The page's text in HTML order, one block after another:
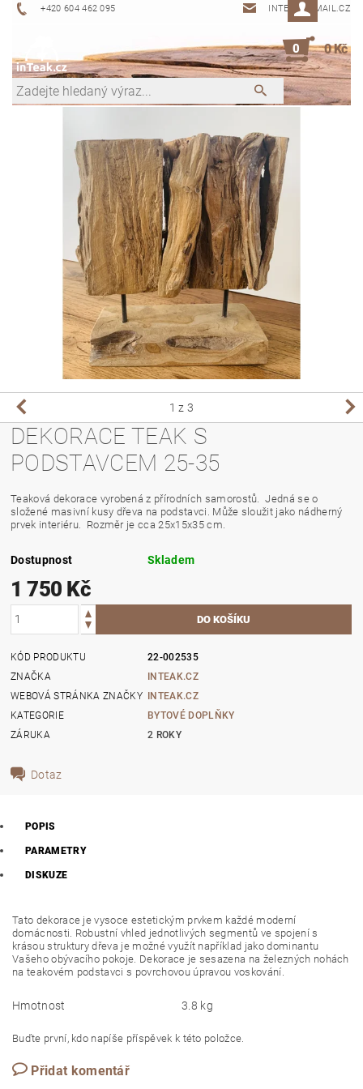
+420 604 462 095 INTEAK@EMAIL.CZ
0 0 Kč
1 z 3
DEKORACE TEAK S
PODSTAVCEM 25-35
Teaková dekorace vyrobená z přírodních samorostů. Jedná se o
složené masivní kusy dřeva na podstavci. Může sloužit jako nádherný
prvek interiéru. Rozměr je cca 25x15x35 cm.
Dostupnost Skladem
1 750 Kč
KÓD PRODUKTU
22-002535
ZNAČKA
INTEAK.CZ
WEBOVÁ STRÁNKA ZNAČKY INTEAK.CZ
KATEGORIE
BYTOVÉ DOPLŇKY
ZÁRUKA
2 ROKY
Dotaz
POPIS
PARAMETRY
DISKUZE
Tato dekorace je vysoce estetickým prvkem každé moderní
domácnosti. Robustní vhled jednotlivých segmentů ve spojení s
krásou struktury dřeva je možné využít například jako dominantu
Vašeho obývacího pokoje. Dekorace je sesazena na železných nohách
na teakovém podstavci s povrchovou úpravou voskování.
Hmotnost 3.8 kg
Buďte první, kdo napíše příspěvek k této položce.
Přidat komentář